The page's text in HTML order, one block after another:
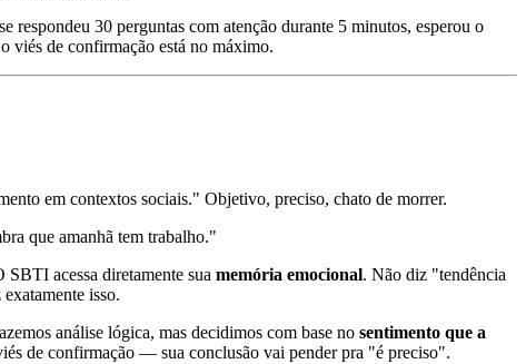
respondeu 30 perguntas com atenção durante 5 minutos, esperou o
viés de confirmação está no máximo.
em contextos sociais." Objetivo, preciso, chato de morrer.
que amanhã tem trabalho."
SBTI acessa diretamente sua memória emocional. Não diz "tendência
isso.
análise lógica, mas decidimos com base no sentimento que a
de confirmação — sua conclusão vai pender pra "é preciso".